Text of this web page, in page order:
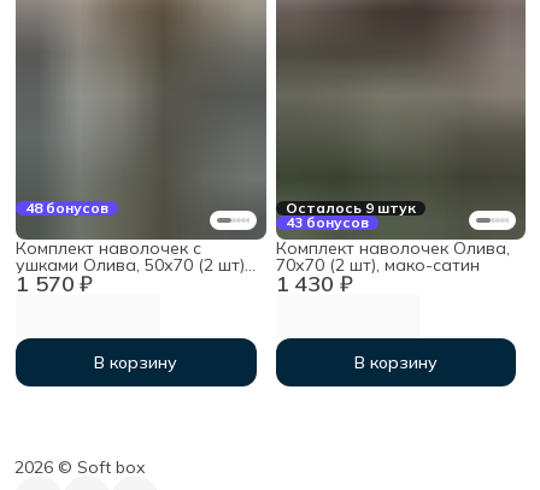
48 бонусов
1 570 ₽
Комплект наволочек с
ушками Олива, 50х70 (2 шт),
мако-сатин
В корзину
Осталось 9 штук
43 бонусов
1 430 ₽
Комплект наволочек Олива,
70х70 (2 шт), мако-сатин
В корзину
2026 ©︎ Soft box